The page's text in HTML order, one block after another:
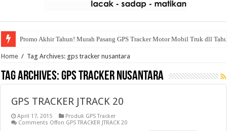
Promo Akhir Tahun! Murah Pasang GPS Tracker Motor Mobil Truk dll
Home / Tag Archives: gps tracker nusantara
Tag Archives:gps tracker nusantara
GPS TRACKER JTRACK 20
April 17, 2015
Produk GPS Tracker
Comments Offon GPS TRACKER JTRACK 20